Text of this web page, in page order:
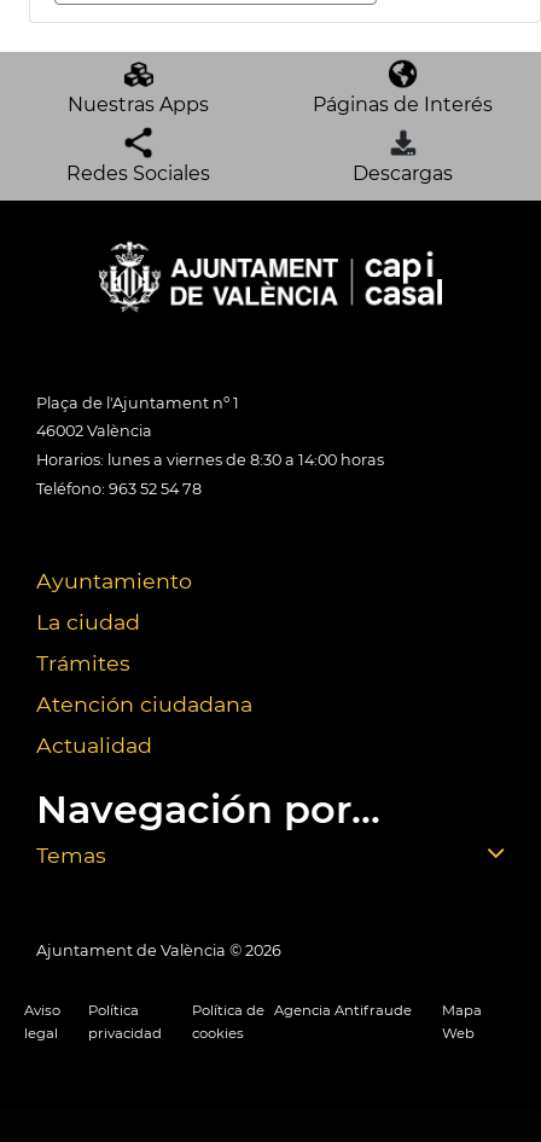
Nuestras Apps Páginas de Interés
Redes Sociales Descargas
Plaça de l'Ajuntament nº 1
46002 València
Horarios: lunes a viernes de 8:30 a 14:00 horas
Teléfono: 963 52 54 78
Ayuntamiento
La ciudad
Trámites
Atención ciudadana
Actualidad
Navegación por...
Temas
Ajuntament de València © 2026
Aviso
legal
Política
privacidad
Política de
cookies
Agencia Antifraude
Mapa
Web